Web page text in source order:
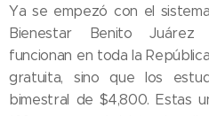
Ya se empezó con el
Bienestar Benito Juárez
funcionan en toda la
gratuita, sino que los
bimestral de $4,800. Estas